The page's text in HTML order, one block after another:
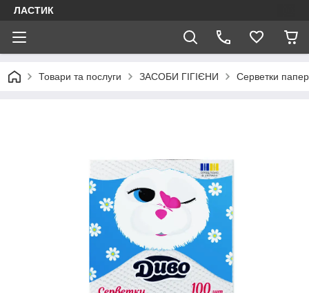
ЛАСТИК
Товари та послуги ЗАСОБИ ГІГІЄНИ Серветки